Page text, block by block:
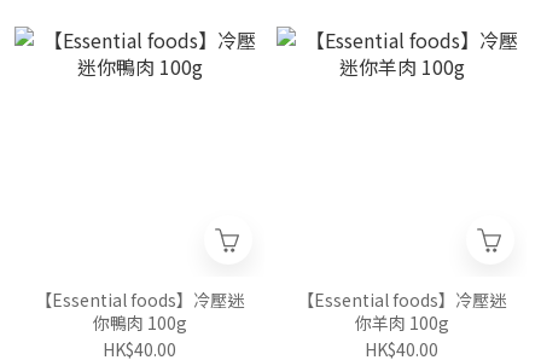
【Essential foods】冷壓迷
你鴨肉 100g
HK$40.00
【Essential foods】冷壓迷
你羊肉 100g
HK$40.00